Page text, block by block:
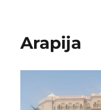
Arapija